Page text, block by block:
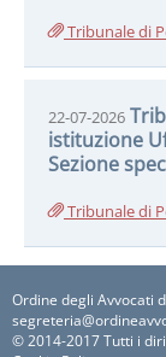
Tribunale di
22-07-2026
istituzione
Sezione
Tribunale di
Ordine degli Avvocati
© 2014-2017 Tutti i